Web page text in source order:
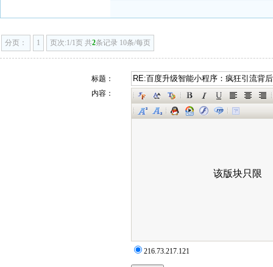
分页： 1 页次:1/1页 共2条记录 10条/每页
标题：
内容：
216.73.217.121